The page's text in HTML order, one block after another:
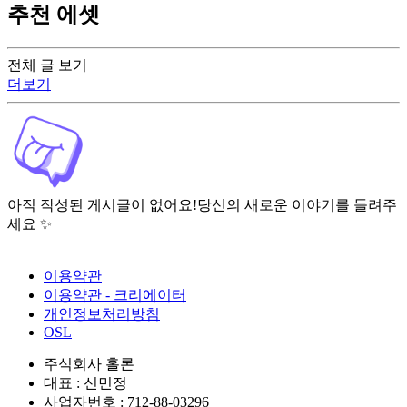
전체 글 보기
더보기
아직 작성된 게시글이 없어요!당신의 새로운 이야기를 들려주
세요 ✨
추천 에셋
이용약관
이용약관 - 크리에이터
개인정보처리방침
OSL
주식회사 홀론
대표 : 신민정
사업자번호 : 712-88-03296